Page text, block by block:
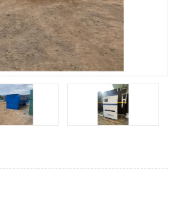
食品制造业污水处理设备